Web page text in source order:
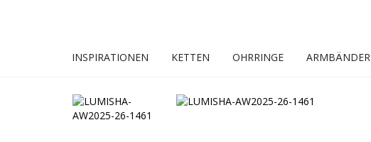
INSPIRATIONEN
KETTEN OHRRINGE ARMBÄNDER